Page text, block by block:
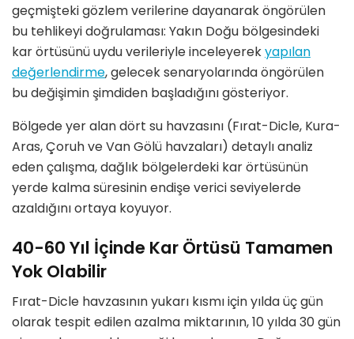
geçmişteki gözlem verilerine dayanaraköngörülen
bu tehlikeyi doğrulaması: Yakın Doğu bölgesindeki
karörtüsünü uydu verileriyle inceleyerekyapılan
değerlendirme, gelecek senaryolarında öngörülen
bu değişimin şimdiden başladığını gösteriyor.
Bölgede yer alan dört su havzasını (Fırat-Dicle, Kura-
Aras,Çoruh ve Van Gölü havzaları) detaylı analiz
eden çalışma, dağlık bölgelerdeki karörtüsünün
yerde kalma süresininendişe verici seviyelerde
azaldığınıortaya koyuyor.
40-60 Yıl İçinde Kar Örtüsü Tamamen
Yok Olabilir
Fırat-Dicle havzasının yukarı kısmı içinyılda üç gün
olarak tespit edilen azalma miktarının,10 yılda 30 gün